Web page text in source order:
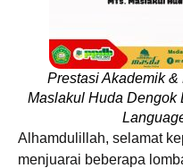
Prestasi Akademik
Maslakul Huda Dengok
Alhamdulillah, selamat
menjuarai beberapa